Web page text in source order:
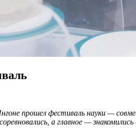
прошел фестиваль науки —
а главное —